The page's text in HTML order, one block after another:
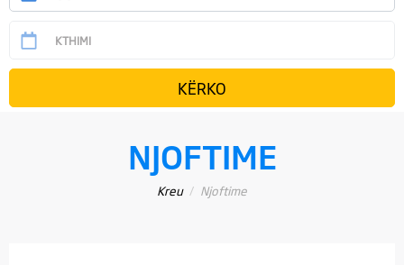
NJOFTIME
Kreu Njoftime